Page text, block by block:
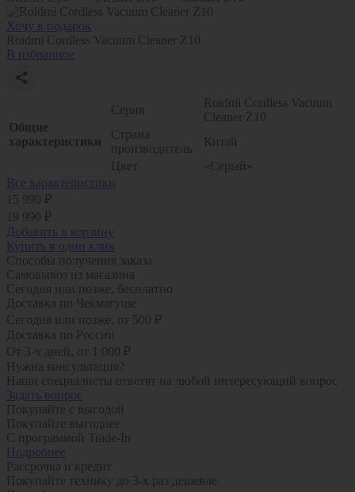
Хочу в подарок
Roidmi Cordless Vacuum Cleaner Z10
В избранное
Общие
характеристики
Серия
Roidmi Cordless Vacuum
Cleaner Z10
Страна
производитель
Китай
Цвет
«Серый»
Все характеристики
15 990 ₽
19 990 ₽
Добавить в корзину
Купить в один клик
Способы получения заказа
Самовывоз из магазина
Сегодня или позже, бесплатно
Доставка по Чекмагуше
Сегодня или позже, от 500 ₽
Доставка по России
От 3-х дней, от 1 000 ₽
Нужна консультация?
Наши специалисты ответят на любой интересующий вопрос
Задать вопрос
Покупайте с выгодой
Покупайте выгоднее
С программой Trade-In
Подробнее
Рассрочка и кредит
Покупайте технику до 3-х раз дешевле